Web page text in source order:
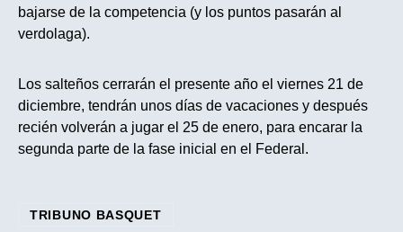
bajarse de la competencia (y los puntos pasarán al
verdolaga).
Los salteños cerrarán el presente año el viernes 21 de
diciembre, tendrán unos días de vacaciones y después
recién volverán a jugar el 25 de enero, para encarar la
segunda parte de la fase inicial en el Federal.
TRIBUNO BASQUET